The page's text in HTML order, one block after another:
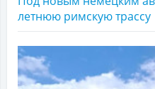
летнюю римскую трассу